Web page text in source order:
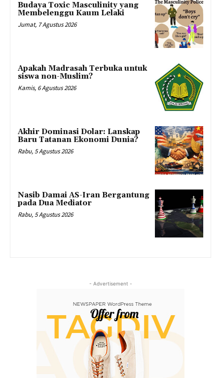
Budaya Toxic Masculinity yang
Membelenggu Kaum Lelaki
Jumat, 7 Agustus 2026
Apakah Madrasah Terbuka untuk
siswa non-Muslim?
Kamis, 6 Agustus 2026
Akhir Dominasi Dolar: Lanskap
Baru Tatanan Ekonomi Dunia?
Rabu, 5 Agustus 2026
Nasib Damai AS-Iran Bergantung
pada Dua Mediator
Rabu, 5 Agustus 2026
- Advertisement -